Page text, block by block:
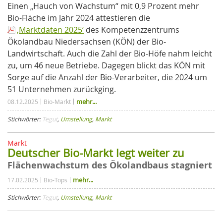
Einen „Hauch von Wachstum“ mit 0,9 Prozent mehr
Bio-Fläche im Jahr 2024 attestieren die
‚Marktdaten 2025‘ des Kompetenzzentrums
Ökolandbau Niedersachsen (KÖN) der Bio-
Landwirtschaft. Auch die Zahl der Bio-Höfe nahm leicht
zu, um 46 neue Betriebe. Dagegen blickt das KÖN mit
Sorge auf die Anzahl der Bio-Verarbeiter, die 2024 um
51 Unternehmen zurückging.
08.12.2025 Bio-Markt mehr...
Stichwörter: Tegut, Umstellung, Markt
Markt
Deutscher Bio-Markt legt weiter zu
Flächenwachstum des Ökolandbaus stagniert
17.02.2025 Bio-Tops mehr...
Stichwörter: Tegut, Umstellung, Markt